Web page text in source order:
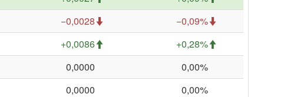
−0,0028
−0,09%
+0,0086
+0,28%
0,0000
0,00%
0,0000 0,00%